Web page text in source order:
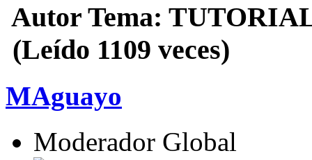
Autor Tema:
(Leído 1109 veces)
MAguayo
Moderador Global